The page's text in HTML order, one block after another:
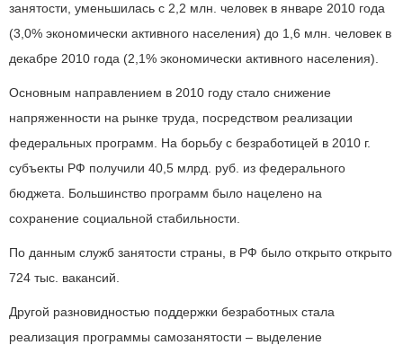
занятости, уменьшилась с 2,2 млн. человек в январе 2010 года
(3,0% экономически активного населения) до 1,6 млн. человек в
декабре 2010 года (2,1% экономически активного населения).
Основным направлением в 2010 году стало снижение
напряженности на рынке труда, посредством реализации
федеральных программ. На борьбу с безработицей в 2010 г.
субъекты РФ получили 40,5 млрд. руб. из федерального
бюджета. Большинство программ было нацелено на
сохранение социальной стабильности.
По данным служб занятости страны, в РФ было открыто открыто
724 тыс. вакансий.
Другой разновидностью поддержки безработных стала
реализация программы самозанятости – выделение